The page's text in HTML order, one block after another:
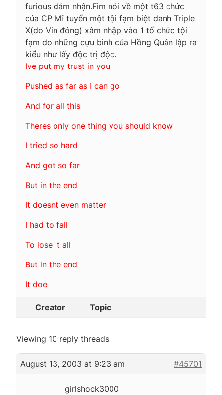
furious dảm nhận.Fim nói về một t63 chức
của CP Mĩ tuyển một tội fạm biệt danh Triple
X(do Vin đóng) xâm nhập vào 1 tổ chức tội
fạm do những cựu binh của Hồng Quân lập ra
kiểu như lấy độc trị độc.
Ive put my trust in you
Pushed as far as I can go
And for all this
Theres only one thing you should know
I tried so hard
And got so far
But in the end
It doesnt even matter
I had to fall
To lose it all
But in the end
It doe
Creator Topic
Viewing 10 reply threads
August 13, 2003 at 9:23 am #45701
girlshock3000